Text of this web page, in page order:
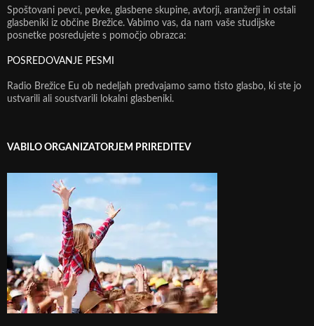
Spoštovani pevci, pevke, glasbene skupine, avtorji, aranžerji in ostali
glasbeniki iz občine Brežice. Vabimo vas, da nam vaše studijske
posnetke posredujete s pomočjo obrazca:
POSREDOVANJE PESMI
Radio Brežice Eu ob nedeljah predvajamo samo tisto glasbo, ki ste jo
ustvarili ali soustvarili lokalni glasbeniki.
VABILO ORGANIZATORJEM PRIREDITEV